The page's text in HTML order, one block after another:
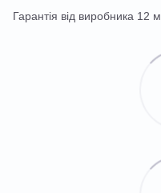
Гарантія від виробника 12